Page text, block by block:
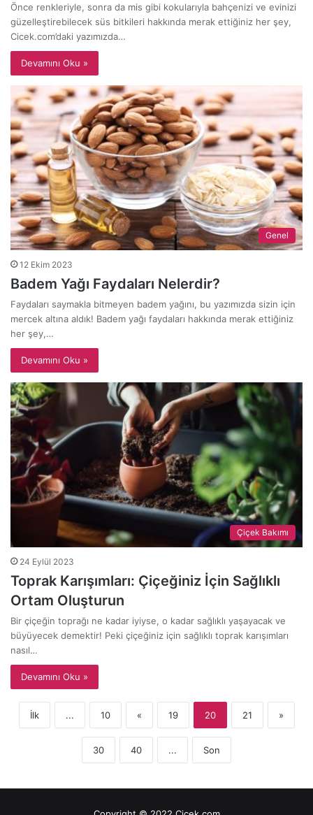
Önce renkleriyle, sonra da mis gibi kokularıyla bahçenizi ve evinizi
güzelleştirebilecek süs bitkileri hakkında merak ettiğiniz her şey,
Cicek.com’daki yazımızda…
Devamını Oku »
Genel
12 Ekim 2023
Badem Yağı Faydaları Nelerdir?
Faydaları saymakla bitmeyen badem yağını, bu yazımızda sizin için
mercek altına aldık! Badem yağı faydaları hakkında merak ettiğiniz
her şey,…
Devamını Oku »
Çiçek Bakımı
24 Eylül 2023
Toprak Karışımları: Çiçeğiniz İçin Sağlıklı
Ortam Oluşturun
Bir çiçeğin toprağı ne kadar iyiyse, o kadar sağlıklı yaşayacak ve
büyüyecek demektir! Peki çiçeğiniz için sağlıklı toprak karışımları
nasıl…
Devamını Oku »
İlk ... 10 « 19 20 21 »
30 40 ... Son